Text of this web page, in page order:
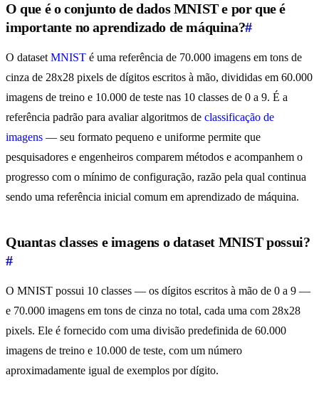
O que é o conjunto de dados MNIST e por que é
importante no aprendizado de máquina?#
O dataset MNIST é uma referência de 70.000 imagens em tons de
cinza de 28x28 pixels de dígitos escritos à mão, divididas em 60.000
imagens de treino e 10.000 de teste nas 10 classes de 0 a 9. É a
referência padrão para avaliar algoritmos de classificação de
imagens — seu formato pequeno e uniforme permite que
pesquisadores e engenheiros comparem métodos e acompanhem o
progresso com o mínimo de configuração, razão pela qual continua
sendo uma referência inicial comum em aprendizado de máquina.
Quantas classes e imagens o dataset MNIST possui?
#
O MNIST possui 10 classes — os dígitos escritos à mão de 0 a 9 —
e 70.000 imagens em tons de cinza no total, cada uma com 28x28
pixels. Ele é fornecido com uma divisão predefinida de 60.000
imagens de treino e 10.000 de teste, com um número
aproximadamente igual de exemplos por dígito.